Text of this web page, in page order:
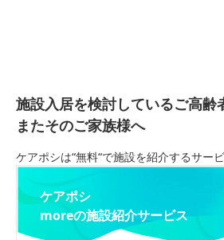
施設入居を検討しているご高齢
またそのご家族様へ
ケアポシは“無料“で施設を紹介するサー
ケアポシ
moreの施設紹介サービス